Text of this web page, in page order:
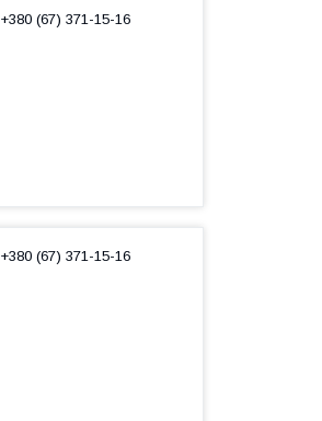
+380 (67) 371-15-16
+380 (67) 371-15-16